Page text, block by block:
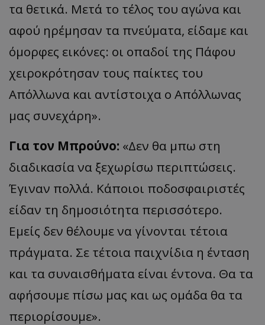
τα θετικά. Μετά το τέλος του αγώνα και
αφού ηρέμησαν τα πνεύματα, είδαμε και
όμορφες εικόνες: οι οπαδοί της Πάφου
χειροκρότησαν τους παίκτες του
Απόλλωνα και αντίστοιχα ο Απόλλωνας
μας συνεχάρη».
Για τον Μπρούνο: «Δεν θα μπω στη
διαδικασία να ξεχωρίσω περιπτώσεις.
Έγιναν πολλά. Κάποιοι ποδοσφαιριστές
είδαν τη δημοσιότητα περισσότερο.
Εμείς δεν θέλουμε να γίνονται τέτοια
πράγματα. Σε τέτοια παιχνίδια η ένταση
και τα συναισθήματα είναι έντονα. Θα τα
αφήσουμε πίσω μας και ως ομάδα θα τα
περιορίσουμε».